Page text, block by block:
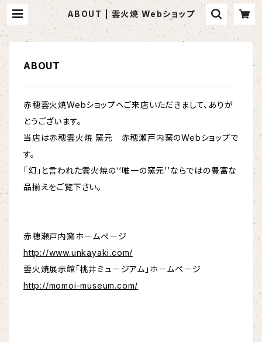
ABOUT | 雲火焼 Webショップ
ABOUT
赤穂雲火焼Webショップへご来店いただきまして、ありが
とうございます。
当店は赤穂雲火焼 窯元 赤穂瀬戸内窯のWebショップで
す。
「幻」と言われた雲火焼の‘‘唯一の窯元’’ならではの豊富な
品揃えをご覧下さい。
赤穂瀬戸内窯ホ－ムぺ－ジ
http://www.unkayaki.com/
雲火焼展示館｢桃井ミュ－ジアム」ホ－ムペ－ジ
http://momoi-museum.com/